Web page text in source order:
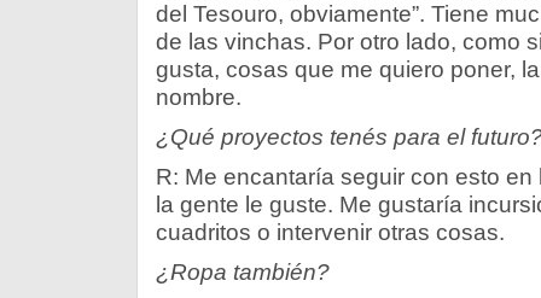
del Tesouro, obviamente”. Tiene
de las vinchas. Por otro lado, como
gusta, cosas que me quiero poner,
nombre.
¿Qué proyectos tenés para el
R: Me encantaría seguir con esto
la gente le guste. Me gustaría
cuadritos o intervenir otras cosas.
¿Ropa también?